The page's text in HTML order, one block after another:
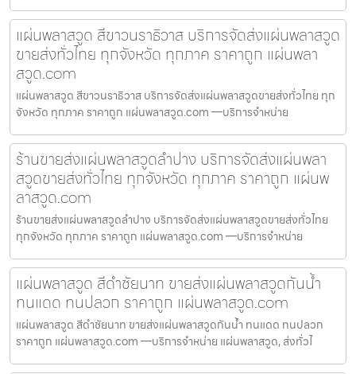
แผ่นพลาสวูด สีขาวนราธิวาส บริการจัดส่งแผ่นพลาสวูด
ขายส่งทั่วไทย ทุกจังหวัด ทุกภาค ราคาถูก แผ่นพลา
สวูด.com
แผ่นพลาสวูด สีขาวนราธิวาส บริการจัดส่งแผ่นพลาสวูดขายส่งทั่วไทย ทุก
จังหวัด ทุกภาค ราคาถูก แผ่นพลาสวูด.com —บริการจำหน่าย
ร้านขายส่งแผ่นพลาสวูดลำปาง บริการจัดส่งแผ่นพลา
สวูดขายส่งทั่วไทย ทุกจังหวัด ทุกภาค ราคาถูก แผ่นพ
ลาสวูด.com
ร้านขายส่งแผ่นพลาสวูดลำปาง บริการจัดส่งแผ่นพลาสวูดขายส่งทั่วไทย
ทุกจังหวัด ทุกภาค ราคาถูก แผ่นพลาสวูด.com —บริการจำหน่าย
แผ่นพลาสวูด สีดำชัยนาท ขายส่งแผ่นพลาสวูดกันน้ำ
ทนแดด ทนปลวก ราคาถูก แผ่นพลาสวูด.com
แผ่นพลาสวูด สีดำชัยนาท ขายส่งแผ่นพลาสวูดกันน้ำ ทนแดด ทนปลวก
ราคาถูก แผ่นพลาสวูด.com —บริการจำหน่าย แผ่นพลาสวูด, ส่งทั่วไ